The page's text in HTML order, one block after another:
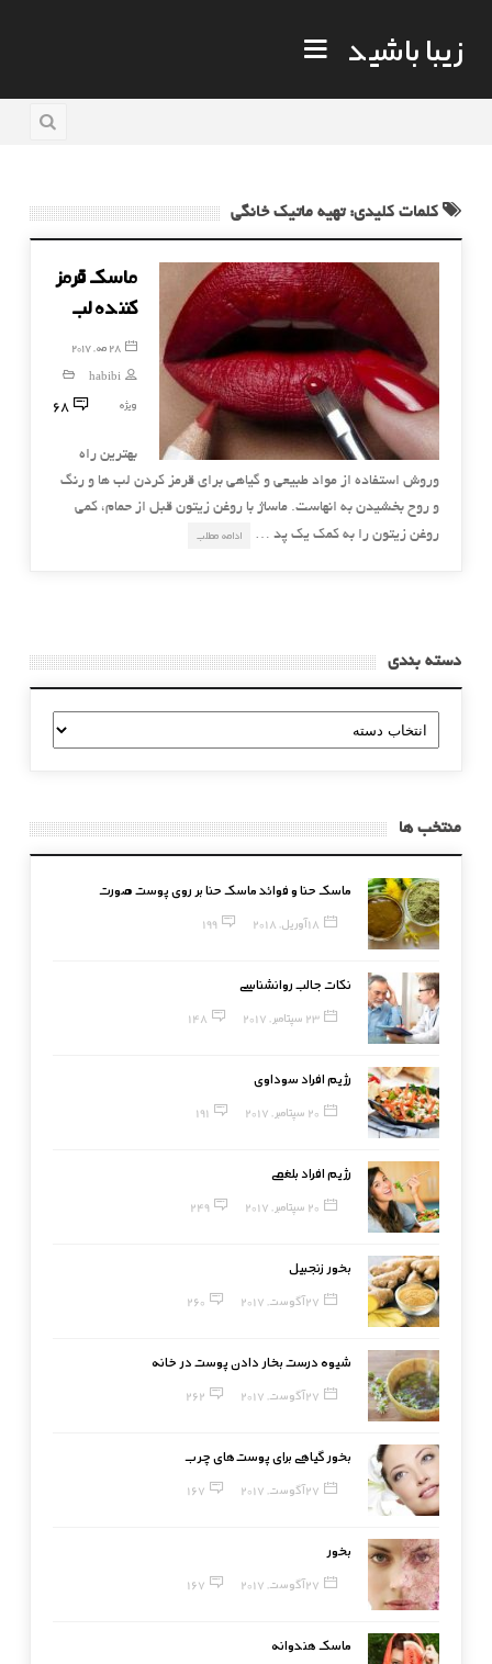
زیبا باشید
کلمات کلیدی: تهیه ماتیک خانگی
ماسک قرمز
کننده لب
28 مه, 2017
habibi
ویژه
68
بهترین راه
وروش استفاده از مواد طبیعی و گیاهی برای قرمز کردن لب ها و رنگ
و روح بخشیدن به انهاست. ماساژ با روغن زیتون قبل از حمام، کمی
روغن زیتون را به کمک یک پد …
ادامه مطلب
دسته بندی
دسته
بندی
منتخب ها
ماسک حنا و فوائد ماسک حنا بر روی پوست صورت
18 آوریل, 2018 199
نکات جالب روانشناسی
23 سپتامبر, 2017 148
رژیم افراد سوداوی
20 سپتامبر, 2017 191
رژیم افراد بلغمی
20 سپتامبر, 2017 249
بخور زنجبیل
27 آگوست, 2017 260
شیوه درست بخار دادن پوست در خانه
27 آگوست, 2017 262
بخور گیاهی برای پوست‌های چرب
27 آگوست, 2017 167
بخور
27 آگوست, 2017 167
ماسک هندوانه